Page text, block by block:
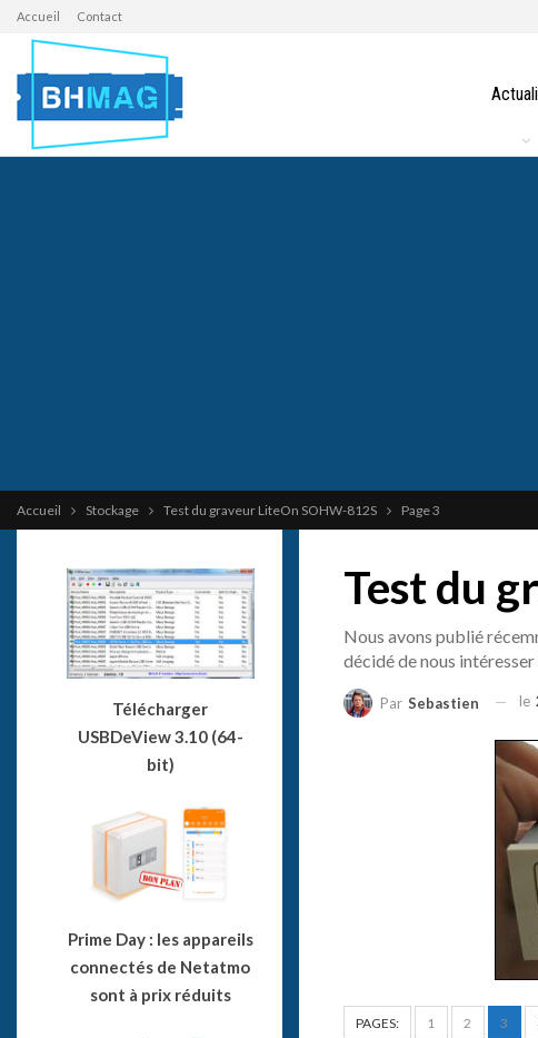
Accueil Contact
Accueil Stockage Test du graveur LiteOn SOHW-812S Page 3
Test du
Nous avons publié
décidé de nous
Par Sebastien le
PAGES: 1 2 3
Télécharger
USBDeView 3.10 (64-
bit)
Prime Day : les appareils
connectés de Netatmo
sont à prix réduits